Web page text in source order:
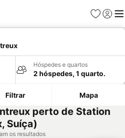
Favoritos
Iniciar
Hóspedes e quartos
2 hóspedes, 1 quarto.
Filtrar Mapa
perto de Station
Suíça)
os resultados